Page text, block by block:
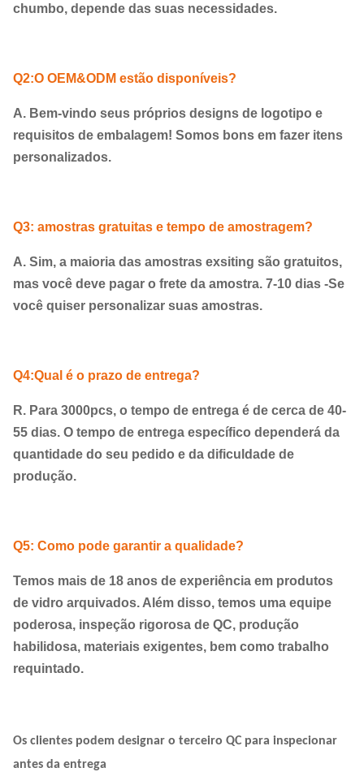
chumbo, depende das suas necessidades.
Q2:O OEM&ODM estão disponíveis?
A. Bem-vindo seus próprios designs de logotipo e
requisitos de embalagem! Somos bons em fazer itens
personalizados.
Q3: amostras gratuitas e tempo de amostragem?
A. Sim, a maioria das amostras exsiting são gratuitos,
mas você deve pagar o frete da amostra. 7-10 dias -Se
você quiser personalizar suas amostras.
Q4:Qual é o prazo de entrega?
R. Para 3000pcs, o tempo de entrega é de cerca de 40-
55 dias. O tempo de entrega específico dependerá da
quantidade do seu pedido e da dificuldade de
produção.
Q5: Como pode garantir a qualidade?
Temos mais de 18 anos de experiência em produtos
de vidro arquivados. Além disso, temos uma equipe
poderosa, inspeção rigorosa de QC, produção
habilidosa, materiais exigentes, bem como trabalho
requintado.
Os clientes podem designar o terceiro QC para inspecionar
antes da entrega